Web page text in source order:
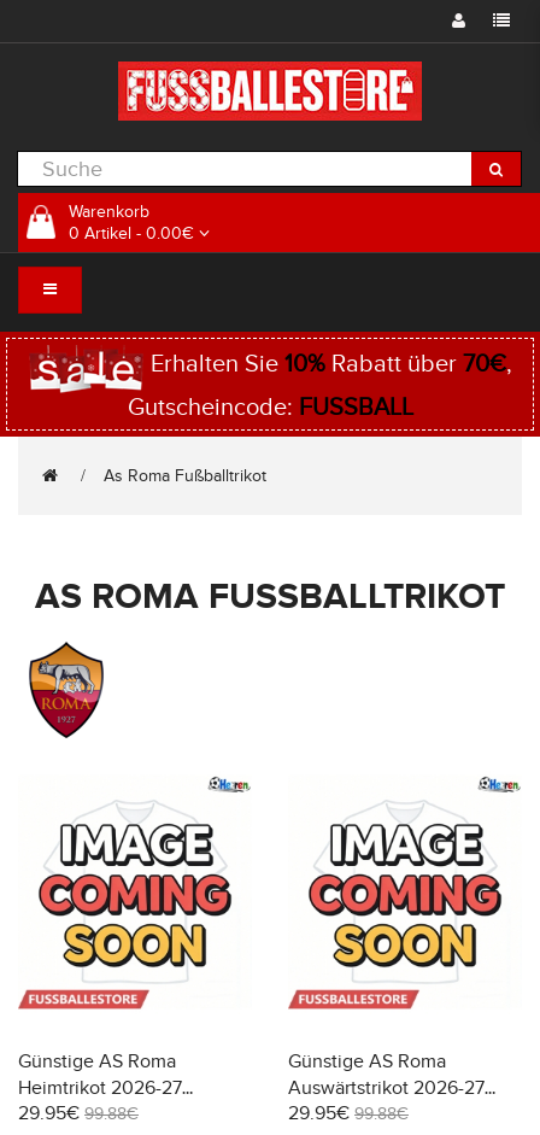
Warenkorb
0 Artikel - 0.00€
Erhalten Sie 10%Rabatt über 70€,
Gutscheincode: FUSSBALL
As Roma Fußballtrikot
AS ROMA FUSSBALLTRIKOT
Günstige AS Roma
Heimtrikot 2026-27
Kurzarm
29.95€ 99.88€
Günstige AS Roma
Auswärtstrikot 2026-27
Kurzarm
29.95€ 99.88€